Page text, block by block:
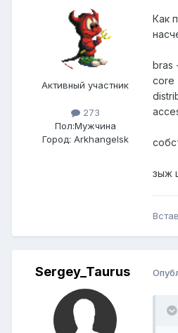
Активный участник
273
Пол:Мужчина
Город: Arkhangelsk
Как
bras
core
зыж
Sergey_Taurus